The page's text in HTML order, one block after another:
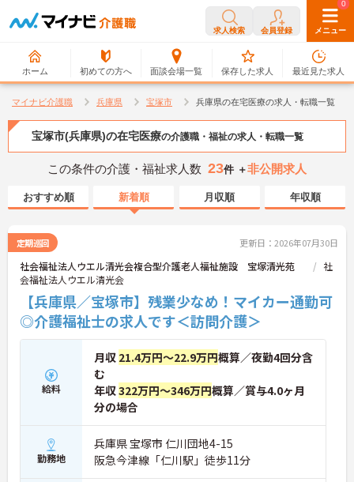
求人検索 会員登録 メニュー
ホーム 初めての方へ 面談会場一覧
0
保存した求人
0
最近見た求人
マイナビ介護職 兵庫県 宝塚市 兵庫県の在宅医療の求人・転職一覧
宝塚市(兵庫県)の在宅医療の介護職・福祉の求人・転職一覧
この条件の介護・福祉求人数 23件 ＋非公開求人
おすすめ順 新着順 月収順 年収順
定期巡回 更新日：2026年07月30日
社会福祉法人ウエル清光会複合型介護老人福祉施設 宝塚清光苑
社
会福祉法人ウエル清光会
【兵庫県／宝塚市】残業少なめ！マイカー通勤可
◎介護福祉士の求人です＜訪問介護＞
給料
月収 21.4万円～22.9万円概算／夜勤4回分含
む
年収322万円～346万円概算／賞与4.0ヶ月
分の場合
勤務地
兵庫県 宝塚市 仁川団地4-15
阪急今津線「仁川駅」徒歩11分